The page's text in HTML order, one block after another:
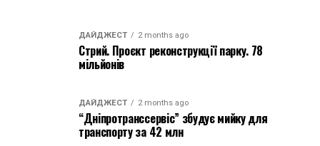
ДАЙДЖЕСТ 2 months ago
Стрий. Проєкт реконструкції парку. 78
мільйонів
ДАЙДЖЕСТ 2 months ago
“Дніпротранссервіс” збудує мийку для
транспорту за 42 млн